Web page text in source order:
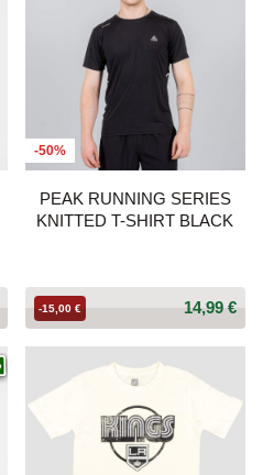
-50%
PEAK RUNNING SERIES
KNITTED T-SHIRT BLACK
14,99 €
-15,00 €